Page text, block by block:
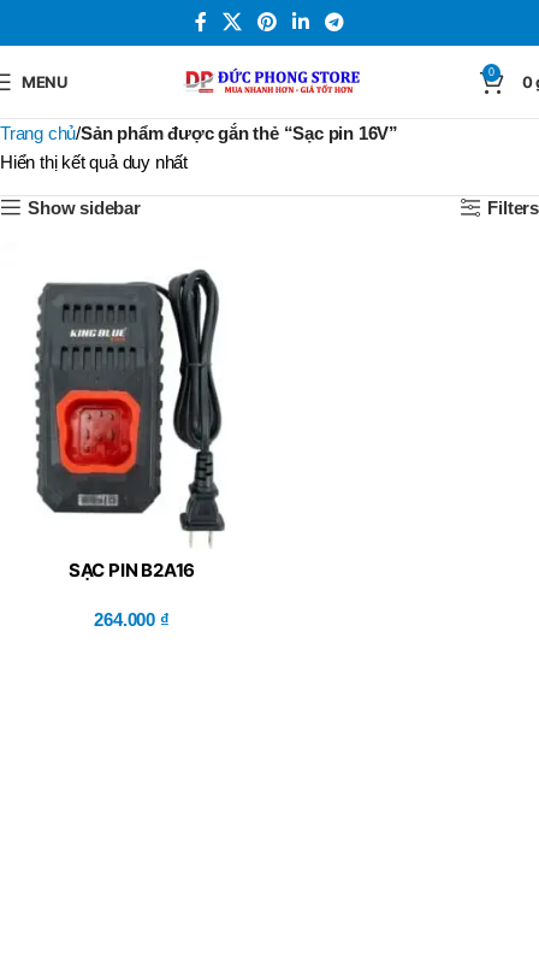
MENU 0 0
Trang chủ Sản phẩm được gắn thẻ “Sạc pin 16V”
Hiển thị kết quả duy nhất
Show sidebar Filters
SẠC PIN B2A16
264.000 ₫